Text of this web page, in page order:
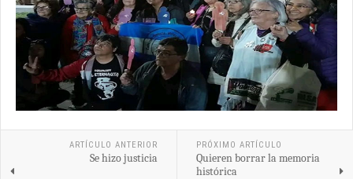
ARTÍCULO ANTERIOR
Se hizo justicia
PRÓXIMO ARTÍCULO
Quieren borrar la memoria
histórica